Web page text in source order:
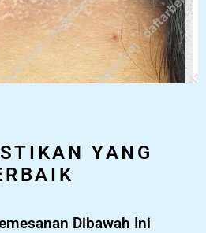
YANG
Dibawah Ini